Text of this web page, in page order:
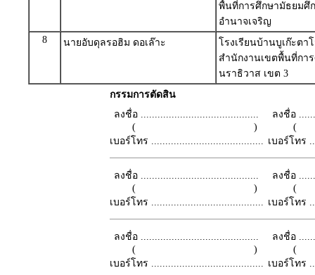
พื้นที่การศึกษามัธยมศึ
อำนาจเจริญ
8
นายอับดุลรอฮิม ดอเล๊าะ
โรงเรียนบ้านบูเก๊ะตา
สำนักงานเขตพื้นที่กา
นราธิวาส เขต 3
กรรมการตัดสิน
ลงชื่อ ..........................................
( )
เบอร์โทร ........................................
ลงชื่อ
เบอร์โทร
ลงชื่อ ..........................................
( )
เบอร์โทร ........................................
ลงชื่อ
เบอร์โทร
ลงชื่อ ..........................................
( )
เบอร์โทร ........................................
ลงชื่อ
เบอร์โทร